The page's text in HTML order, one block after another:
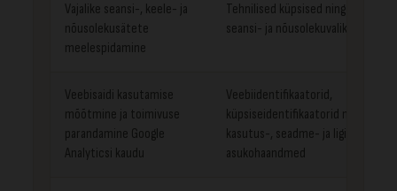
Vajalike seansi-, keele- ja
nõusolekusätete
meelespidamine
Tehnilised küpsised ning keele-,
seansi- ja nõusolekuvalikud
Veebisaidi kasutamise
mõõtmine ja toimivuse
parandamine Google
Analyticsi kaudu
Veebiidentifikaatorid,
küpsiseidentifikaatorid ning
kasutus-, seadme- ja ligikaudsed
asukohaandmed